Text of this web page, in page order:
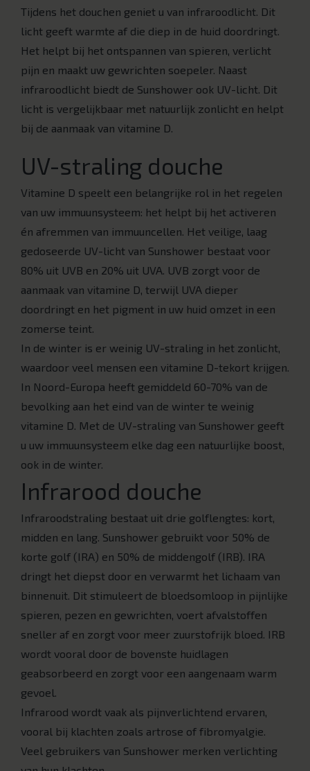
Tijdens het douchen geniet u van infraroodlicht. Dit
licht geeft warmte af die diep in de huid doordringt.
Het helpt bij het ontspannen van spieren, verlicht
pijn en maakt uw gewrichten soepeler. Naast
infraroodlicht biedt de Sunshower ook UV-licht. Dit
licht is vergelijkbaar met natuurlijk zonlicht en helpt
bij de aanmaak van vitamine D.
UV-straling douche
Vitamine D speelt een belangrijke rol in het regelen
van uw immuunsysteem: het helpt bij het activeren
én afremmen van immuuncellen. Het veilige, laag
gedoseerde UV-licht van Sunshower bestaat voor
80% uit UVB en 20% uit UVA. UVB zorgt voor de
aanmaak van vitamine D, terwijl UVA dieper
doordringt en het pigment in uw huid omzet in een
zomerse teint.
In de winter is er weinig UV-straling in het zonlicht,
waardoor veel mensen een vitamine D-tekort krijgen.
In Noord-Europa heeft gemiddeld 60-70% van de
bevolking aan het eind van de winter te weinig
vitamine D. Met de UV-straling van Sunshower geeft
u uw immuunsysteem elke dag een natuurlijke boost,
ook in de winter.
Infrarood douche
Infraroodstraling bestaat uit drie golflengtes: kort,
midden en lang. Sunshower gebruikt voor 50% de
korte golf (IRA) en 50% de middengolf (IRB). IRA
dringt het diepst door en verwarmt het lichaam van
binnenuit. Dit stimuleert de bloedsomloop in pijnlijke
spieren, pezen en gewrichten, voert afvalstoffen
sneller af en zorgt voor meer zuurstofrijk bloed. IRB
wordt vooral door de bovenste huidlagen
geabsorbeerd en zorgt voor een aangenaam warm
gevoel.
Infrarood wordt vaak als pijnverlichtend ervaren,
vooral bij klachten zoals artrose of fibromyalgie.
Veel gebruikers van Sunshower merken verlichting